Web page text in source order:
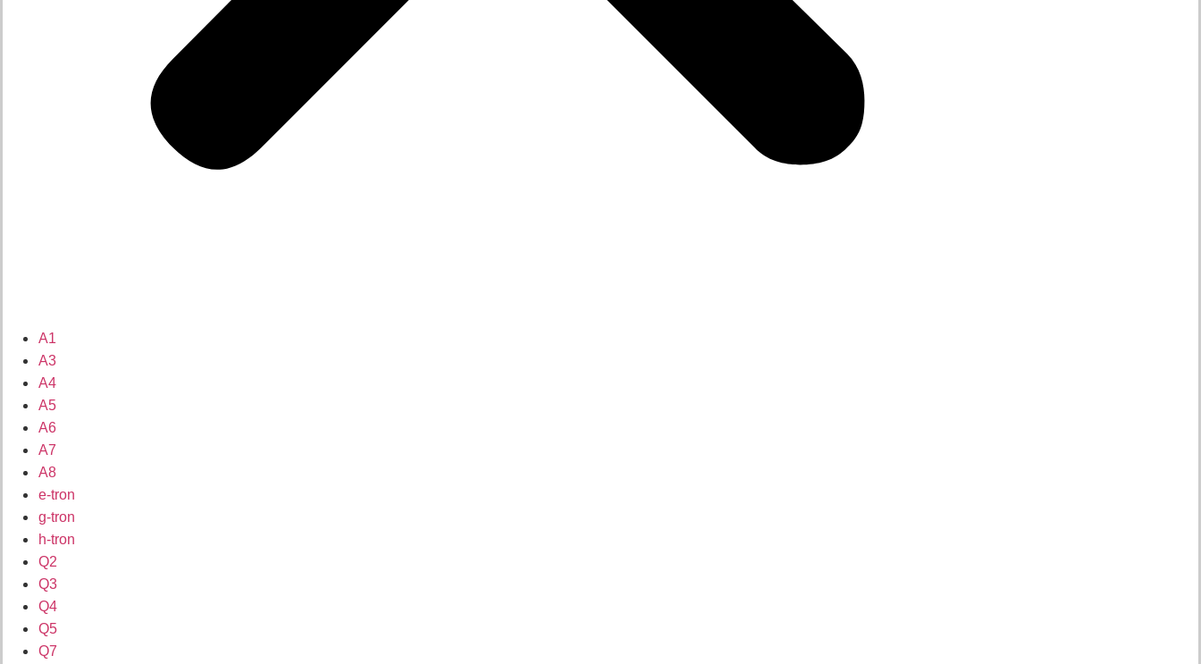
A1
A3
A4
A5
A6
A7
A8
e-tron
g-tron
h-tron
Q2
Q3
Q4
Q5
Q7